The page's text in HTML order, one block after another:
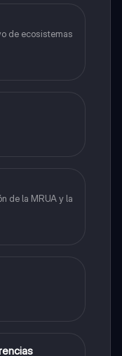
de ecosistemas
de la MRUA y la